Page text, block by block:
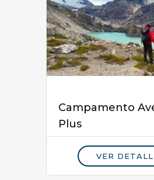
Campamento
Plus
VER